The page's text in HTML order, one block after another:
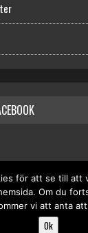
VAD ÄR DET DOKU
JAG STÖDER DOKU
för att se till att
Om du
vi att anta
Ok